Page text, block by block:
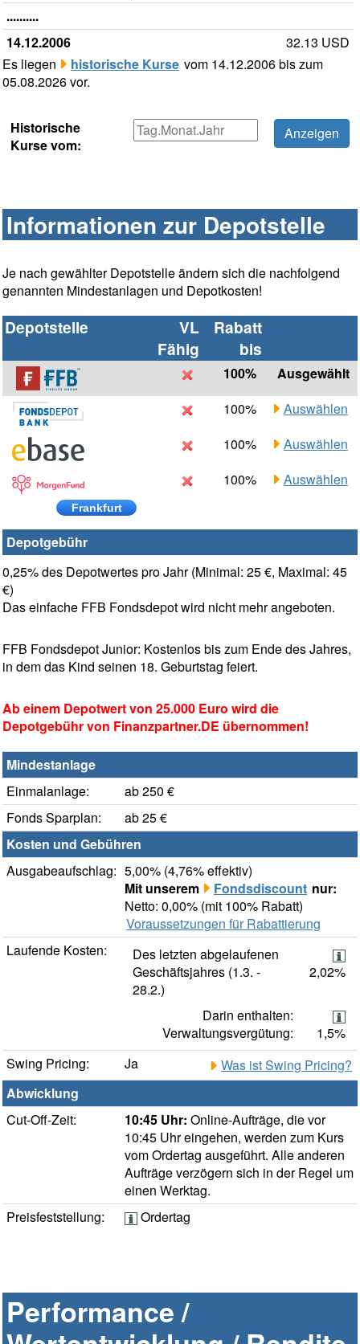
..........
14.12.2006
32.13 USD
Es liegen
historische Kurse vom 14.12.2006 bis zum
05.08.2026 vor.
Historische
Kurse vom:
Informationen zur Depotstelle
Je nach gewählter Depotstelle ändern sich die nachfolgend
genannten Mindestanlagen und Depotkosten!
Depotstelle
VL
Fähig
Rabatt
bis
100%
Ausgewählt
100%
Auswählen
100%
Auswählen
Frankfurt
100% Auswählen
Depotgebühr
0,25% des Depotwertes pro Jahr (Minimal: 25 €, Maximal: 45
€)
Das einfache FFB Fondsdepot wird nicht mehr angeboten.
FFB Fondsdepot Junior: Kostenlos bis zum Ende des Jahres,
in dem das Kind seinen 18. Geburtstag feiert.
Ab einem Depotwert von 25.000 Euro wird die
Depotgebühr von Finanzpartner.DE übernommen!
Mindestanlage
Einmalanlage:
ab 250 €
Fonds Sparplan:
ab 25 €
Kosten und Gebühren
Ausgabeaufschlag: 5,00% (4,76% effektiv)
Mit unserem
Fondsdiscount nur:
Netto: 0,00% (mit 100% Rabatt)
Voraussetzungen für Rabattierung
Laufende Kosten:
Des letzten abgelaufenen
Geschäftsjahres (1.3. -
28.2.)
2,02%
Darin enthalten:
Verwaltungsvergütung:
1,5%
Swing Pricing:
Ja
Was ist Swing Pricing?
Abwicklung
Cut-Off-Zeit:
10:45 Uhr: Online-Aufträge, die vor
10:45 Uhr eingehen, werden zum Kurs
vom Ordertag ausgeführt. Alle anderen
Aufträge verzögern sich in der Regel um
einen Werktag.
Preisfeststellung:
Ordertag
Performance /